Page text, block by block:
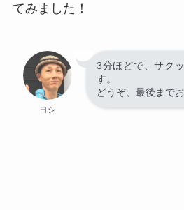
てみました！
ヨシ
3分ほどで、サク
す。
どうぞ、最後まで